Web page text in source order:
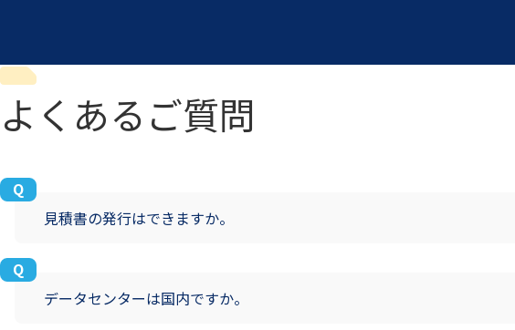
よくあるご質問
見積書の発行はできますか。
データセンターは国内ですか。